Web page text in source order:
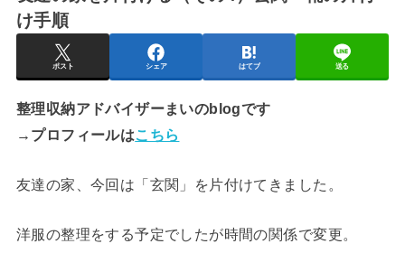
け手順
ポスト シェア はてブ 送る
整理収納アドバイザーまいのblogです
→プロフィールはこちら
友達の家、今回は「玄関」を片付けてきました。
洋服の整理をする予定でしたが時間の関係で変更。